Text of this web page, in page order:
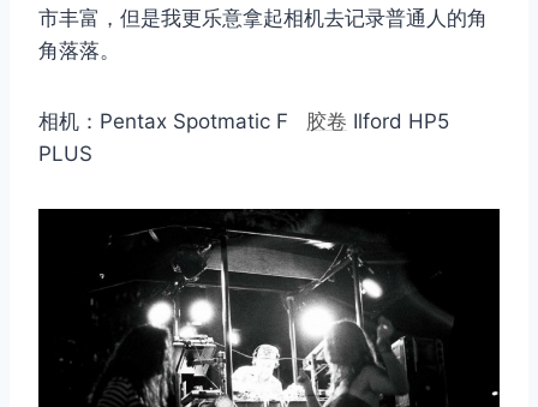
市丰富，但是我更乐意拿起相机去记录普通人的角
角落落。
相机：Pentax Spotmatic F 胶卷 Ilford HP5
PLUS